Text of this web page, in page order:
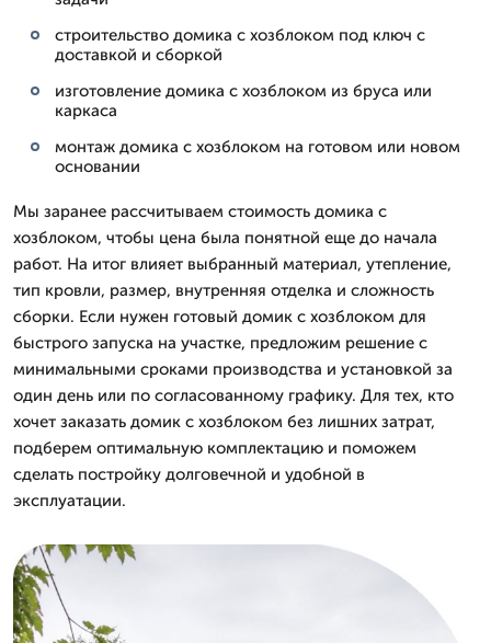
строительство домика с хозблоком под ключ с
доставкой и сборкой
изготовление домика с хозблоком из бруса или
каркаса
монтаж домика с хозблоком на готовом или новом
основании
Мы заранее рассчитываем стоимость домика с
хозблоком, чтобы цена была понятной еще до начала
работ. На итог влияет выбранный материал, утепление,
тип кровли, размер, внутренняя отделка и сложность
сборки. Если нужен готовый домик с хозблоком для
быстрого запуска на участке, предложим решение с
минимальными сроками производства и установкой за
один день или по согласованному графику. Для тех, кто
хочет заказать домик с хозблоком без лишних затрат,
подберем оптимальную комплектацию и поможем
сделать постройку долговечной и удобной в
эксплуатации.